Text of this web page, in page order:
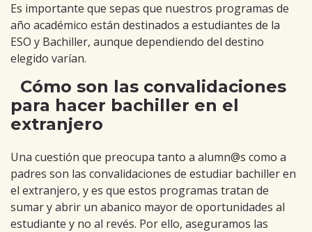
Es importante que sepas que nuestros programas de
año académico están destinados a estudiantes de la
ESO y Bachiller, aunque dependiendo del destino
elegido varían.
Cómo son las convalidaciones
para hacer bachiller en el
extranjero
Una cuestión que preocupa tanto a alumn@s como a
padres son las convalidaciones de estudiar bachiller en
el extranjero, y es que estos programas tratan de
sumar y abrir un abanico mayor de oportunidades al
estudiante y no al revés. Por ello, aseguramos las